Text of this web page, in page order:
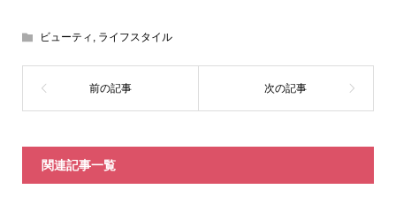
ビューティ , ライフスタイル
関連記事一覧